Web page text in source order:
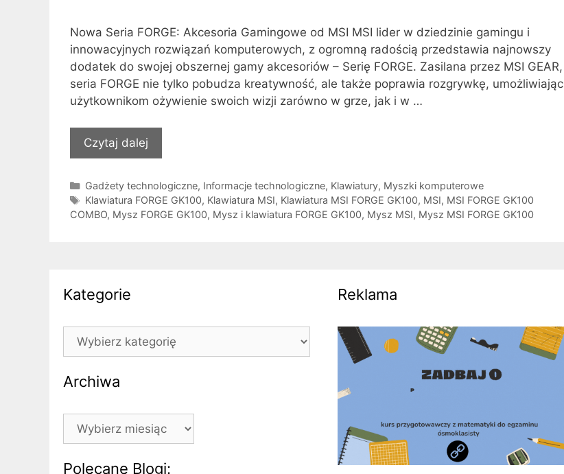
Nowa Seria FORGE: Akcesoria Gamingowe od MSI MSI lider w dziedzinie gamingu i
innowacyjnych rozwiązań komputerowych, z ogromną radością przedstawia najnowszy
dodatek do swojej obszernej gamy akcesoriów – Serię FORGE. Zasilana przez MSI GEAR,
seria FORGE nie tylko pobudza kreatywność, ale także poprawia rozgrywkę, umożliwiając
użytkownikom ożywienie swoich wizji zarówno w grze, jak i w …
Czytaj dalej
Kategorie
Gadżety technologiczne, Informacje technologiczne, Klawiatury, Myszki komputerowe
Tagi
Klawiatura FORGE GK100, Klawiatura MSI, Klawiatura MSI FORGE GK100, MSI, MSI FORGE GK100
COMBO, Mysz FORGE GK100, Mysz i klawiatura FORGE GK100, Mysz MSI, Mysz MSI FORGE GK100
Kategorie
Kategorie
Archiwa
Archiwa
Polecane Blogi:
Reklama